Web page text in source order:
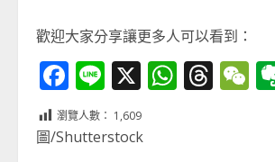
歡迎大家分享讓更多人可以看到：
Facebook
Line
X
瀏覽人數： 1,609
圖/Shutterstock